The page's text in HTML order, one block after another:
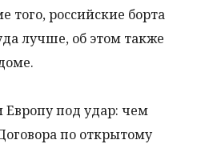
того, российские борта
лучше, об этом также